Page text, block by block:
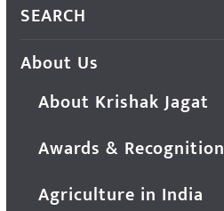
SEARCH
About Us
About Krishak Jagat
Awards & Recognition
Agriculture in India